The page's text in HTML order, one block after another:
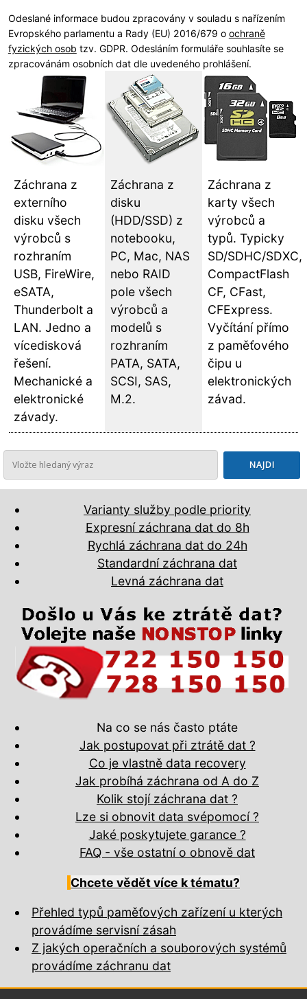
Odeslané informace budou zpracovány v souladu s nařízením
Evropského parlamentu a Rady (EU) 2016/679 o ochraně
fyzických osob tzv. GDPR. Odesláním formuláře souhlasíte se
zpracovánám osobních dat dle uvedeného prohlášení.
Záchrana z
externího
disku všech
výrobců s
rozhraním
USB, FireWire,
eSATA,
Thunderbolt a
LAN. Jedno a
vícedisková
řešení.
Mechanické a
elektronické
závady.
Záchrana z
disku
(HDD/SSD) z
notebooku,
PC, Mac, NAS
nebo RAID
pole všech
výrobců a
modelů s
rozhraním
PATA, SATA,
SCSI, SAS,
M.2.
Záchrana z
karty všech
výrobců a
typů. Typicky
SD/SDHC/SDXC,
CompactFlash
CF, CFast,
CFExpress.
Vyčítání přímo
z paměťového
čipu u
elektronických
závad.
Varianty služby podle priority
Expresní záchrana dat do 8h
Rychlá záchrana dat do 24h
Standardní záchrana dat
Levná záchrana dat
Na co se nás často ptáte
Jak postupovat při ztrátě dat ?
Co je vlastně data recovery
Jak probíhá záchrana od A do Z
Kolik stojí záchrana dat ?
Lze si obnovit data svépomocí ?
Jaké poskytujete garance ?
FAQ - vše ostatní o obnově dat
Chcete vědět více k tématu?
Přehled typů paměťových zařízení u kterých
provádíme servisní zásah
Z jakých operačních a souborových systémů
provádíme záchranu dat